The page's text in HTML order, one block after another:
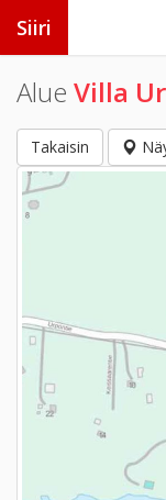
Siiri
Alue Villa
Takaisin